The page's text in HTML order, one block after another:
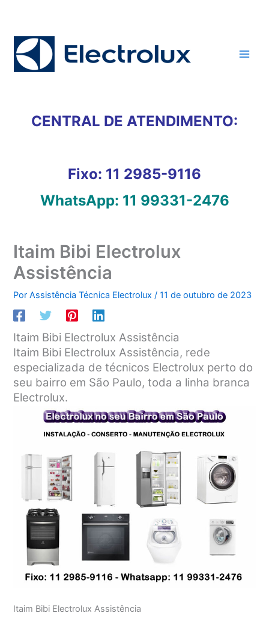
conteúdo
CENTRAL DE ATENDIMENTO:
Fixo: 11 2985-9116
WhatsApp: 11 99331-2476
Itaim Bibi Electrolux
Assistência
PorAssistência Técnica Electrolux/11 de outubro de 2023
Itaim Bibi Electrolux Assistência
Itaim Bibi Electrolux Assistência, rede
especializada de técnicos Electrolux perto do
seu bairro em São Paulo, toda a linha branca
Electrolux.
Itaim Bibi Electrolux Assistência